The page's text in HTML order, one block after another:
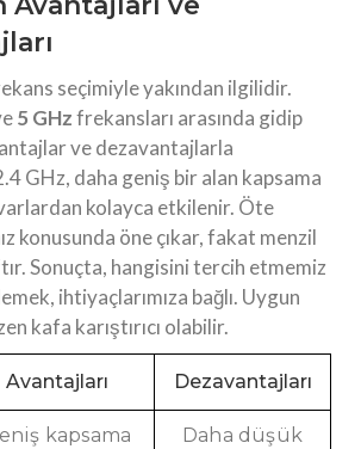
seçimiyle yakından ilgilidir.
5 GHzfrekansları arasında gidip
ve dezavantajlarla
GHz, daha geniş bir alan kapsama
kolayca etkilenir. Öte
konusunda öne çıkar, fakat menzil
Sonuçta, hangisini tercih etmemiz
ihtiyaçlarımıza bağlı. Uygun
kafa karıştırıcı olabilir.
Avantajları Dezavantajları
kapsama
Daha düşük